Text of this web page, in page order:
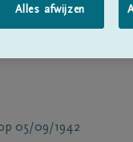
05/09/1942
Alles afwijzen